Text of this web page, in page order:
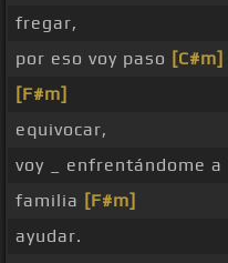
fregar,
por eso voy paso [C#m]
[F#m]
equivocar,
voy _ enfrentándome a
familia [F#m]
ayudar.